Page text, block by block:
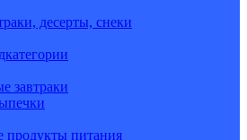
десерты, снеки
завтраки
продукты питания